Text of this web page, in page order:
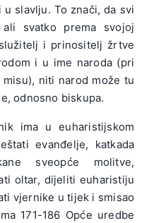
slavlju. To znači, da svi
svatko prema svojoj
i prinositelj žrtve
i u ime naroda (pri
misu), niti narod može tu
odnosno biskupa.
ima u euharistijskom
evanđelje, katkada
sveopće molitve,
oltar, dijeliti euharistiju
vjernike u tijek i smisao
171-186 Opće uredbe